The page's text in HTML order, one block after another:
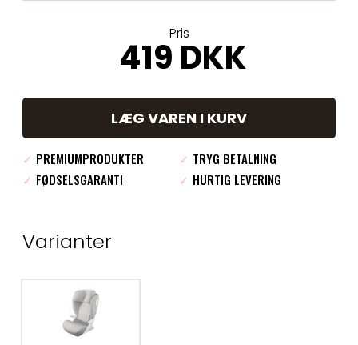
Pris
419 DKK
LÆG VAREN I KURV
✓ PREMIUMPRODUKTER ✓ TRYG BETALNING
✓ FØDSELSGARANTI ✓ HURTIG LEVERING
Varianter